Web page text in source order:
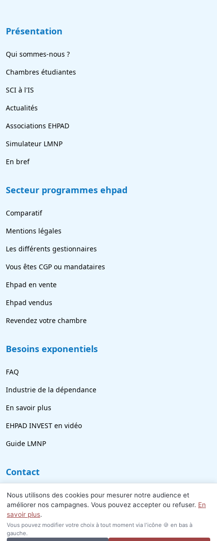
Présentation
Qui sommes-nous ?
Chambres étudiantes
SCI à l'IS
Actualités
Associations EHPAD
Simulateur LMNP
En bref
Secteur programmes ehpad
Comparatif
Mentions légales
Les différents gestionnaires
Vous êtes CGP ou mandataires
Ehpad en vente
Ehpad vendus
Revendez votre chambre
Besoins exponentiels
FAQ
Industrie de la dépendance
En savoir plus
EHPAD INVEST en vidéo
Guide LMNP
Contact
09 77 21 69 18
info@ehpad-invest.fr
Nous utilisons des cookies pour mesurer notre audience et
améliorer nos campagnes. Vous pouvez accepter ou refuser. En
savoir plus.
Vous pouvez modifier votre choix à tout moment via l'icône 🍪 en bas à
gauche.